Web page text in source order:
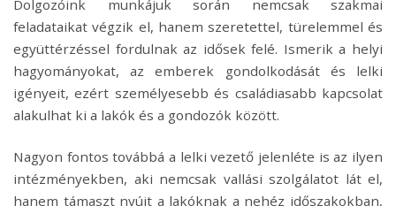
Dolgozóink munkájuk során nemcsak szakmai
feladataikat végzik el, hanem szeretettel, türelemmel és
együttérzéssel fordulnak az idősek felé. Ismerik a helyi
hagyományokat, az emberek gondolkodását és lelki
igényeit, ezért személyesebb és családiasabb kapcsolat
alakulhat ki a lakók és a gondozók között.
Nagyon fontos továbbá a lelki vezető jelenléte is az ilyen
intézményekben, aki nemcsak vallási szolgálatot lát el,
hanem támaszt nyújt a lakóknak a nehéz időszakokban,